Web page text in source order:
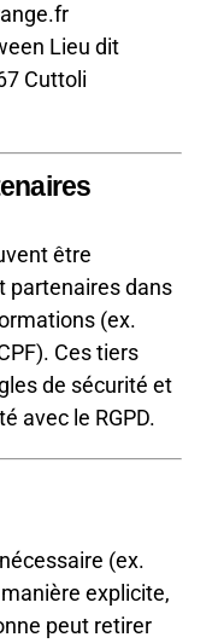
Lieu dit
Cuttoli
être
partenaires dans
(ex.
Ces tiers
de sécurité et
avec le RGPD.
(ex.
explicite,
peut retirer